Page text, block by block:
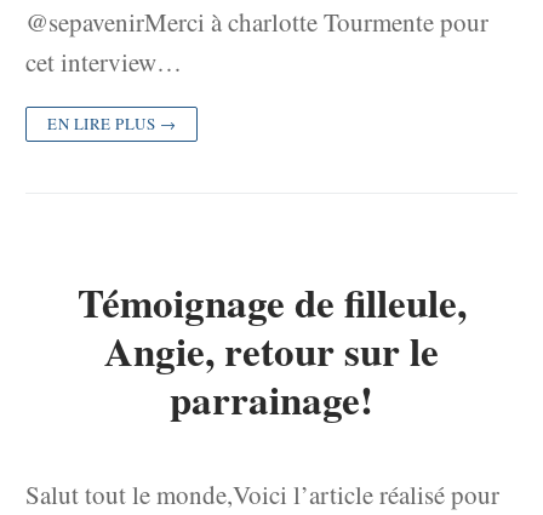
@sepavenirMerci à charlotte Tourmente pour
cet interview…
EN LIRE PLUS →
Témoignage de filleule,
Angie, retour sur le
parrainage!
Salut tout le monde,Voici l’article réalisé pour